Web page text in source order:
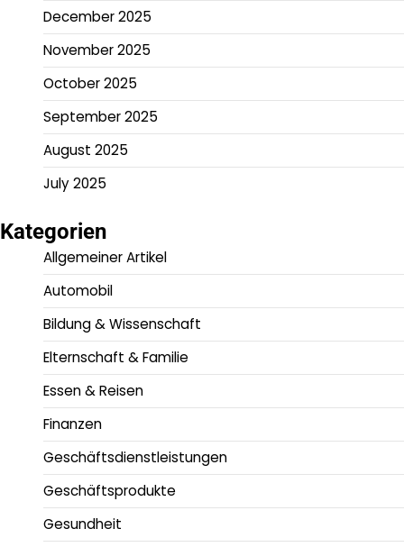
December 2025
November 2025
October 2025
September 2025
August 2025
July 2025
Kategorien
Allgemeiner Artikel
Automobil
Bildung & Wissenschaft
Elternschaft & Familie
Essen & Reisen
Finanzen
Geschäftsdienstleistungen
Geschäftsprodukte
Gesundheit